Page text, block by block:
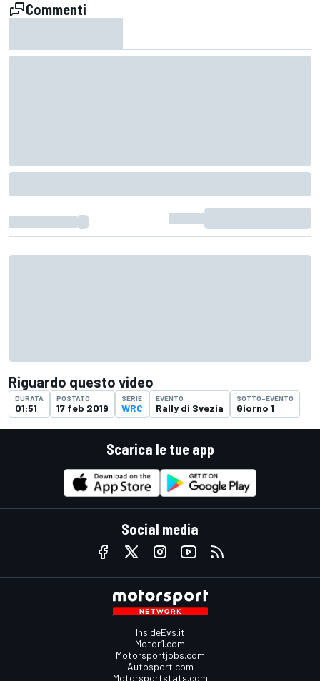
Commenti
Riguardo questo video
DURATA
01:51
POSTATO
17 feb 2019
SERIE
WRC
EVENTO
Rally di Svezia
SOTTO-EVENTO
Giorno 1
Scarica le tue app
Social media
InsideEvs.it
Motor1.com
Motorsportjobs.com
Autosport.com
Motorsportstats.com